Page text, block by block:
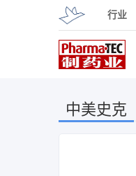
行业
中美史克